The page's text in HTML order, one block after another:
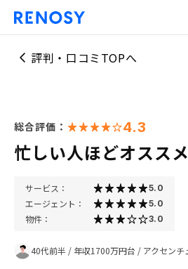
評判・口コミTOPへ
総合評価： 4.3
忙しい人ほどオススメ
サービス： 5.0
エージェント： 5.0
物件： 3.0
40代前半 / 年収1700万円台 / アクセンチ